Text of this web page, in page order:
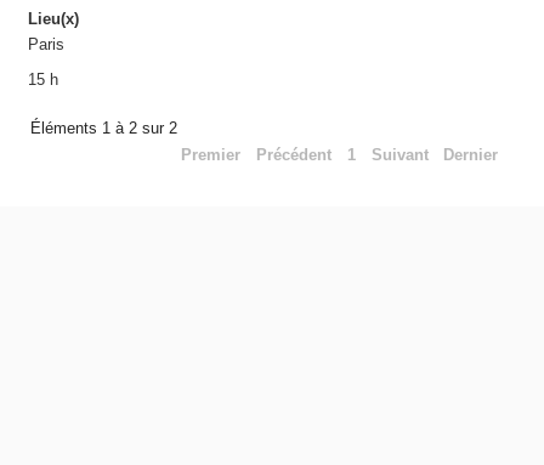
Lieu(x)
Paris
15 h
Éléments 1 à 2 sur 2
Premier
Précédent 1 Suivant Dernier